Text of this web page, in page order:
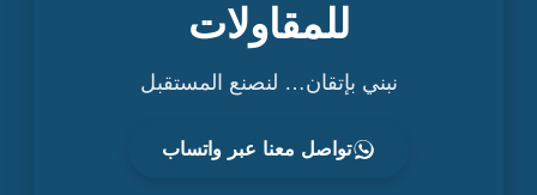
للمقاولات
نبني بإتقان… لنصنع المستقبل
تواصل معنا عبر واتساب